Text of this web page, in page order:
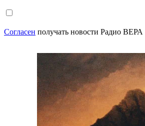
Согласен получать новости Радио ВЕРА